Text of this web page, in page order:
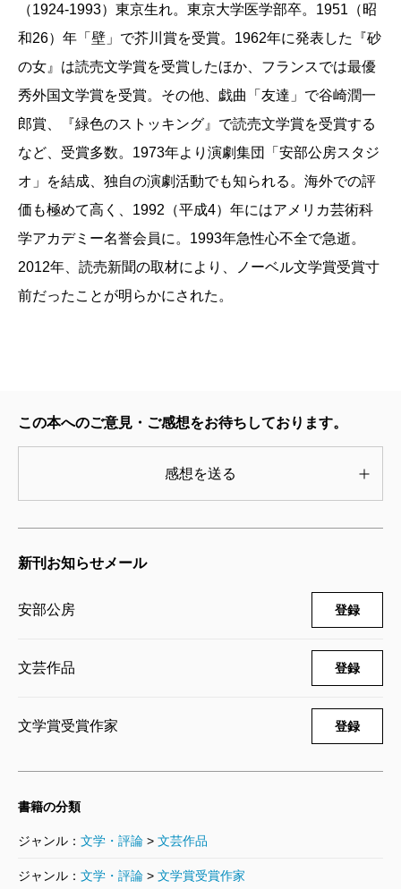
ジャンルの壁を越え、今なお影響を与え続ける偉大な
作家。俳優、作家、文学紹介者、ゲームクリエイター
の4名がその愛を語り尽くす。
箱男
仕事場で自分の存在をスタッフに忘れられることが
たまにある。
自分がいない時とか、一人全裸で温泉街で待機しカメ
る時だった。
ぼ裸でいた。明らかに自分が箱の中にいることを忘れ
られているなと悟った時、冷静に人々の癖や独特な動
きなどを観察して、でも自分はだらしなくパンツいっ
ちょでボケーッとしていられる、しかもみんなのど真
ん中で、自分の存在は大きくそこにあるのに誰にも相
手にされずに済む。こんなに矛盾した心地いいことは
滅多にないから余計に黙っていたくなった。
（1924-1993）東京生れ。東京大学医学部卒。1951（昭
和26）年「壁」で芥川賞を受賞。1962年に発表した『砂
の女』は読売文学賞を受賞したほか、フランスでは最優
秀外国文学賞を受賞。その他、戯曲「友達」で谷崎潤一
郎賞、『緑色のストッキング』で読売文学賞を受賞する
など、受賞多数。1973年より演劇集団「安部公房スタジ
オ」を結成、独自の演劇活動でも知られる。海外での評
価も極めて高く、1992（平成4）年にはアメリカ芸術科
学アカデミー名誉会員に。1993年急性心不全で急逝。
2012年、読売新聞の取材により、ノーベル文学賞受賞寸
前だったことが明らかにされた。
この本へのご意見・ご感想をお待ちしております。
感想を送る
新刊お知らせメール
安部公房 登録
文芸作品 登録
文学賞受賞作家 登録
書籍の分類
ジャンル： 文学・評論 > 文芸作品
ジャンル： 文学・評論 > 文学賞受賞作家